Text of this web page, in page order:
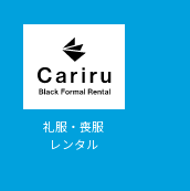
礼服・喪服
レンタル